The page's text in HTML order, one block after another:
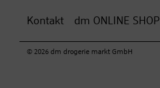
Kontakt dm ONLINE SHOP
© 2026 dm drogerie markt GmbH